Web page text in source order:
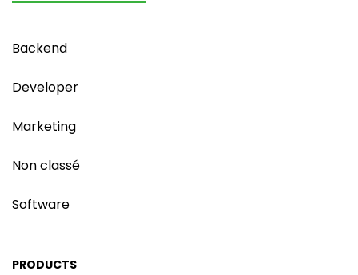
Backend
Developer
Marketing
Non classé
Software
PRODUCTS